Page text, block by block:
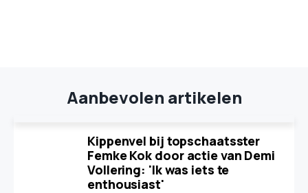
Aanbevolen artikelen
Kippenvel bij topschaatsster
Femke Kok door actie van Demi
Vollering: 'Ik was iets te
enthousiast'